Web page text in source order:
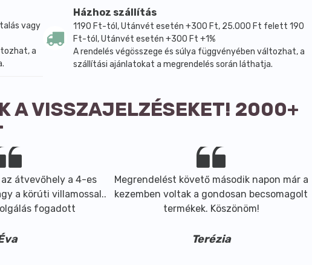
vizet tudnak felszívni.
csírák, annál lágyabb lesz az ízük. Felhasználásuk rendkívül
és leveseket. Minden gyermek számára nagy élmény
vagy
a
Házhoz szállítás
1190 Ft-tól, Utánvét esetén +300 Ft, 25.000 Ft felett 190
Ft-tól, Utánvét esetén +300 Ft +1%
A rendelés végösszege és súlya függvényében változhat, a
szállítási ajánlatokat a megrendelés során láthatja.
A VISSZAJELZÉSEKET! 2000+
átvevőhely a 4-es
a körúti villamossal..
fogadott
Megrendelést követő második napon már a
kezemben voltak a gondosan becsomagolt
termékek. Köszönöm!
Terézia